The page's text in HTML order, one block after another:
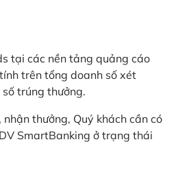
tại các nền tảng quảng cáo
trên tổng doanh số xét
trúng thưởng.
thưởng, Quý khách cần có
SmartBanking ở trạng thái